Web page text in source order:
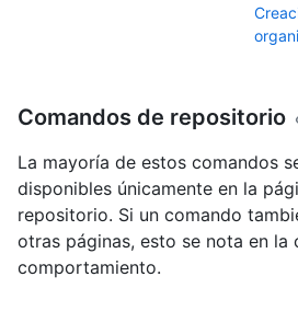
Comandos de repositorio
La mayoría de estos comandos
disponibles únicamente en la
repositorio. Si un comando
otras páginas, esto se nota en la
comportamiento.